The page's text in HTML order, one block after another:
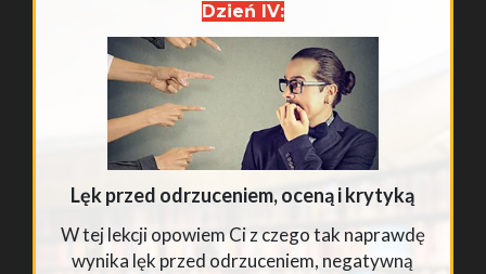
Dzień IV:
Lęk przed odrzuceniem, oceną i krytyką
W tej lekcji opowiem Ci z czego tak naprawdę
wynika lęk przed odrzuceniem, negatywną